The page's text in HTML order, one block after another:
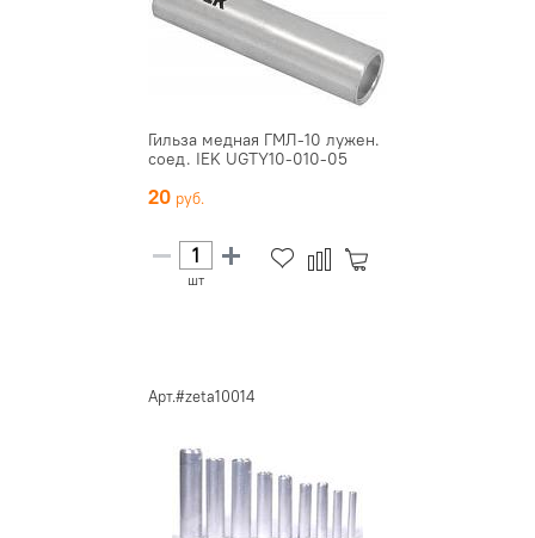
Гильза медная ГМЛ-10 лужен.
соед. IEK UGTY10-010-05
20
шт
Арт.#zeta10014